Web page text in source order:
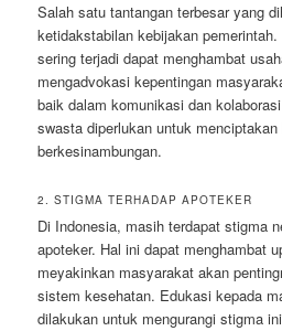
Salah satu tantangan terbesar yang
ketidakstabilan kebijakan
sering terjadi dapat menghambat
mengadvokasi kepentingan
baik dalam komunikasi dan
swasta diperlukan untuk
berkesinambungan.
2. STIGMA TERHADAP APOTEKER
Di Indonesia, masih terdapat stigma
apoteker. Hal ini dapat menghambat
meyakinkan masyarakat akan
sistem kesehatan. Edukasi kepada
dilakukan untuk mengurangi stigma